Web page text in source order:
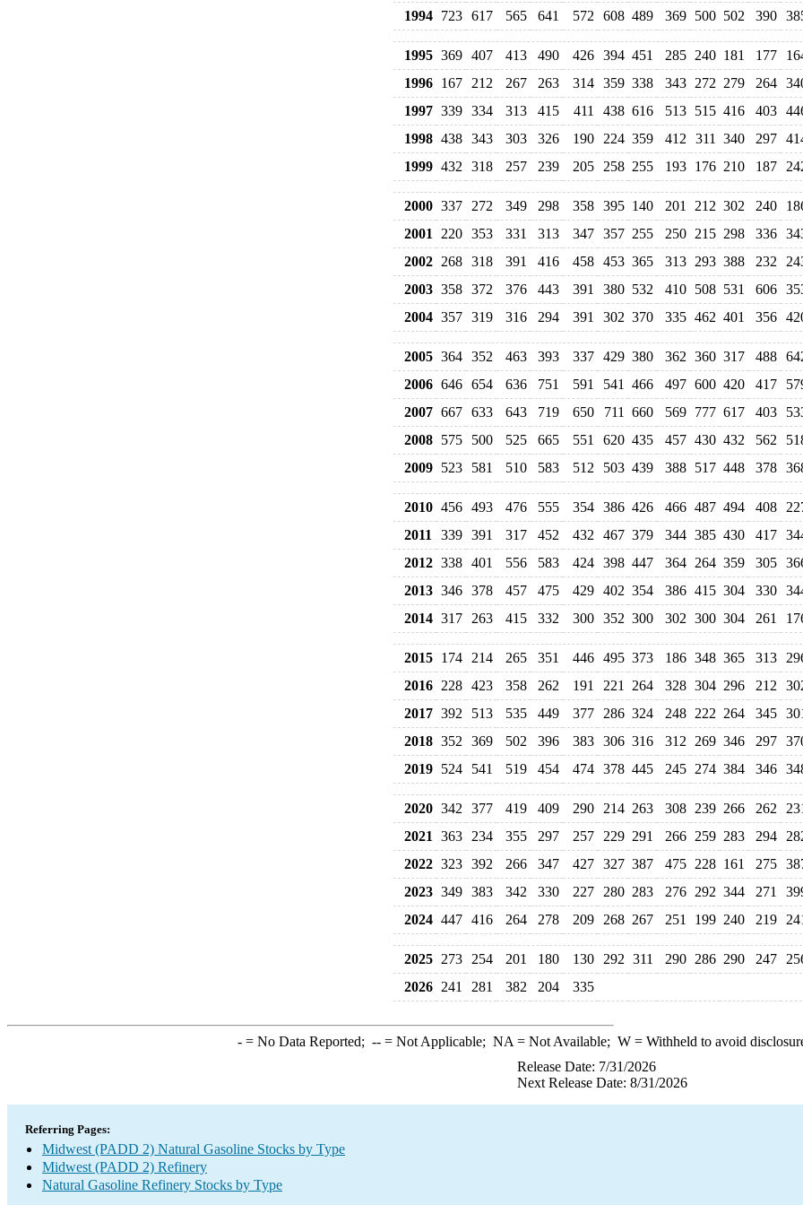
1994 723 617 565 641 572 608 489 369 500 502 390
1995 369 407 413 490 426 394 451 285 240 181 177
1996 167 212 267 263 314 359 338 343 272 279 264
1997 339 334 313 415 411 438 616 513 515 416 403
1998 438 343 303 326 190 224 359 412 311 340 297
1999 432 318 257 239 205 258 255 193 176 210 187
2000 337 272 349 298 358 395 140 201 212 302 240
2001
220 353 331 313 347 357 255 250 215 298 336
2002 268 318 391 416 458 453 365 313 293 388 232
2003 358 372 376 443 391 380 532 410 508 531 606
2004 357 319 316 294 391 302 370 335 462 401 356
2005 364 352 463 393 337 429 380 362 360 317 488
2006 646 654 636 751 591 541 466 497 600 420 417
2007 667 633 643 719 650 711 660 569 777 617 403
2008 575 500 525 665 551 620 435 457 430 432 562
2009 523 581 510 583 512 503 439 388 517 448 378
2010 456 493 476 555 354 386 426 466 487 494 408
2011
339 391 317 452 432 467 379 344 385 430 417
2012 338 401 556 583 424 398 447 364 264 359 305
2013 346 378 457 475 429 402 354 386 415 304 330
2014 317 263 415 332 300 352 300 302 300 304 261
2015 174 214 265 351 446 495 373 186 348 365 313
2016 228 423 358 262 191 221 264 328 304 296 212
2017 392 513 535 449 377 286 324 248 222 264 345
2018 352 369 502 396 383 306 316 312 269 346 297
2019 524 541 519 454 474 378 445 245 274 384 346
2020 342 377 419 409 290 214 263 308 239 266 262
2021
363 234 355 297 257 229 291 266 259 283 294
2022 323 392 266 347 427 327 387 475 228 161 275
2023 349 383 342 330 227 280 283 276 292 344 271
2024 447 416 264 278 209 268 267 251 199 240 219
2025 273 254 201 180 130 292 311 290 286 290 247
2026 241 281 382 204 335
-= No Data Reported; --= Not Applicable; NA = Not Available; W= Withheld to avoid
Release Date: 7/31/2026
Next Release Date: 8/31/2026
Referring Pages:
Midwest (PADD 2) Natural Gasoline Stocks by Type
Midwest (PADD 2) Refinery
Natural Gasoline Refinery Stocks by Type